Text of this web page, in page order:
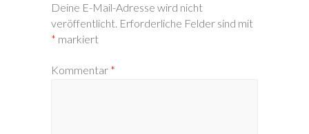
Deine E-Mail-Adresse wird nicht
veröffentlicht. Erforderliche Felder sind mit
* markiert
Kommentar *